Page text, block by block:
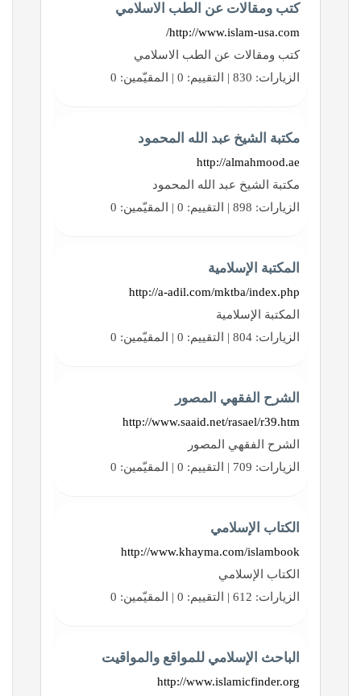
كتب ومقالات عن الطب الاسلامي
http://www.islam-usa.com/
كتب ومقالات عن الطب الاسلامي
الزيارات: 830 | التقييم: 0 | المقيّمين: 0
مكتبة الشيخ عبد الله المحمود
http://almahmood.ae
مكتبة الشيخ عبد الله المحمود
الزيارات: 898 | التقييم: 0 | المقيّمين: 0
المكتبة الإسلامية
http://a-adil.com/mktba/index.php
المكتبة الإسلامية
الزيارات: 804 | التقييم: 0 | المقيّمين: 0
الشرح الفقهي المصور
http://www.saaid.net/rasael/r39.htm
الشرح الفقهي المصور
الزيارات: 709 | التقييم: 0 | المقيّمين: 0
الكتاب الإسلامي
http://www.khayma.com/islambook
الكتاب الإسلامي
الزيارات: 612 | التقييم: 0 | المقيّمين: 0
الباحث الإسلامي للمواقع والمواقيت
http://www.islamicfinder.org